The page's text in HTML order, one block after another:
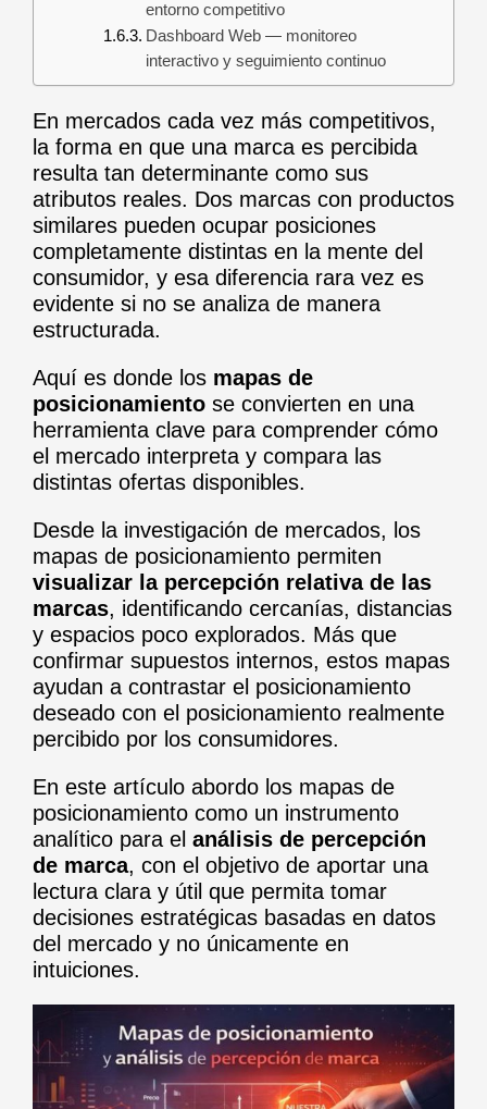
entorno competitivo
Dashboard Web — monitoreo
interactivo y seguimiento continuo
En mercados cada vez más competitivos,
la forma en que una marca es percibida
resulta tan determinante como sus
atributos reales. Dos marcas con productos
similares pueden ocupar posiciones
completamente distintas en la mente del
consumidor, y esa diferencia rara vez es
evidente si no se analiza de manera
estructurada.
Aquí es donde los mapas de
posicionamientose convierten en una
herramienta clave para comprender cómo
el mercado interpreta y compara las
distintas ofertas disponibles.
Desde la investigación de mercados, los
mapas de posicionamiento permiten
visualizar la percepción relativa de las
marcas, identificando cercanías, distancias
y espacios poco explorados. Más que
confirmar supuestos internos, estos mapas
ayudan a contrastar el posicionamiento
deseado con el posicionamiento realmente
percibido por los consumidores.
En este artículo abordo los mapas de
posicionamiento como un instrumento
analítico para el análisis de percepción
de marca, con el objetivo de aportar una
lectura clara y útil que permita tomar
decisiones estratégicas basadas en datos
del mercado y no únicamente en
intuiciones.